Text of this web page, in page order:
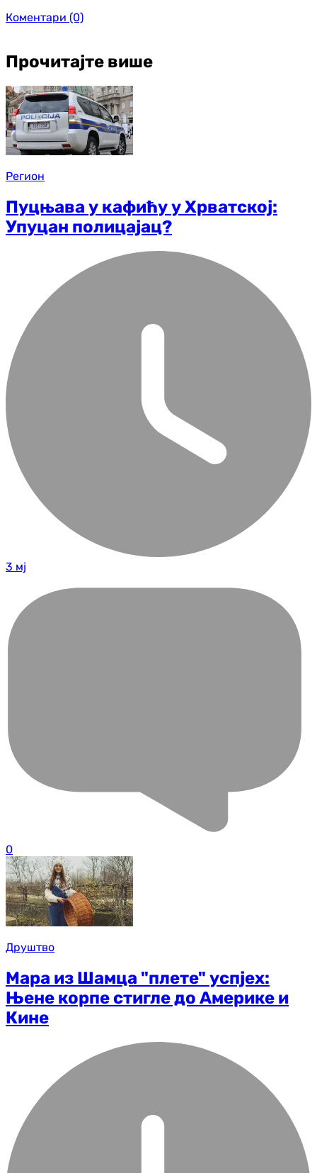
Коментари (0)
Прочитајте више
Регион
Пуцњава у кафићу у Хрватској:
Упуцан полицајац?
3 мј
0
Друштво
Мара из Шамца "плете" успјех:
Њене корпе стигле до Америке и
Кине